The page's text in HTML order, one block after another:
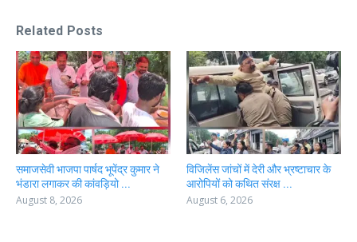
Related Posts
समाजसेवी भाजपा पार्षद भूपेंद्र कुमार ने
भंडारा लगाकर की कांवड़ियो ...
August 8, 2026
विजिलेंस जांचों में देरी और भ्रष्टाचार के
आरोपियों को कथित संरक्ष ...
August 6, 2026